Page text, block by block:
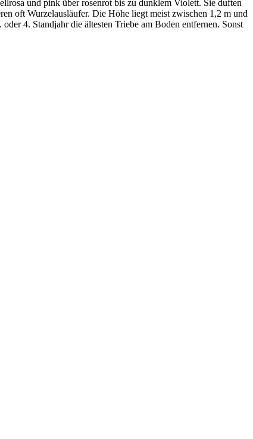
und pink über rosenrot bis zu dunklem Violett. Sie duften
oft Wurzelausläufer. Die Höhe liegt meist zwischen 1,2 m und
4. Standjahr die ältesten Triebe am Boden entfernen. Sonst